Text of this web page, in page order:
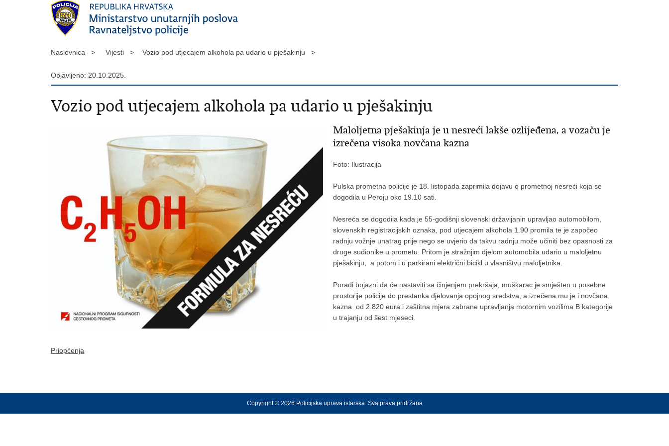
Naslovnica > Vijesti > Vozio pod utjecajem alkohola pa udario u pješakinju >
Objavljeno: 20.10.2025.
Vozio pod utjecajem alkohola pa udario u pješakinju
Maloljetna pješakinja je u nesreći lakše ozlijeđena, a vozaču je
izrečena visoka novčana kazna
Foto: Ilustracija
Pulska prometna policije je 18. listopada zaprimila dojavu o prometnoj nesreći koja se
dogodila u Peroju oko 19.10 sati.
Nesreća se dogodila kada je 55-godišnji slovenski državljanin upravljao automobilom,
slovenskih registracijskih oznaka, pod utjecajem alkohola 1.90 promila te je započeo
radnju vožnje unatrag prije nego se uvjerio da takvu radnju može učiniti bez opasnosti za
druge sudionike u prometu. Pritom je stražnjim djelom automobila udario u maloljetnu
pješakinju, a potom i u parkirani električni bicikl u vlasništvu maloljetnika.
Poradi bojazni da će nastaviti sa činjenjem prekršaja, muškarac je smješten u posebne
prostorije policije do prestanka djelovanja opojnog sredstva, a izrečena mu je i novčana
kazna od 2.820 eura i zaštitna mjera zabrane upravljanja motornim vozilima B kategorije
u trajanju od šest mjeseci.
Priopćenja
Copyright © 2026 Policijska uprava istarska. Sva prava pridržana